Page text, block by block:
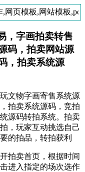
网页模板,网站模板
，字画拍卖转售
码，拍卖网站源
，拍卖系统源
文物字画寄售系统源
拍卖系统源码，竞拍
源码转拍系统。拍卖
，玩家互动挑选自己
的拍品，转拍获利
拍卖首页，根据时间
进入指定的场次选作